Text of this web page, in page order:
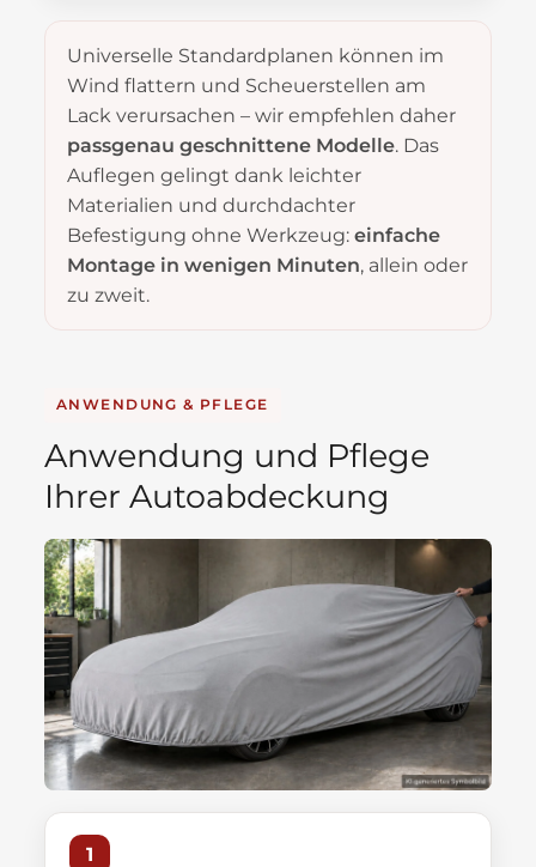
Universelle Standardplanen können im
Wind flattern und Scheuerstellen am
Lack verursachen – wir empfehlen daher
passgenau geschnittene Modelle. Das
Auflegen gelingt dank leichter
Materialien und durchdachter
Befestigung ohne Werkzeug: einfache
Montage in wenigen Minuten, allein oder
zu zweit.
ANWENDUNG & PFLEGE
Anwendung und Pflege
Ihrer Autoabdeckung
1